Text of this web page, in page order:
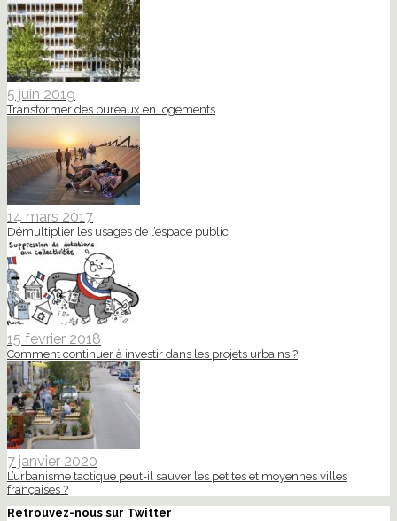
5 juin 2019
Transformer des bureaux en logements
14 mars 2017
Démultiplier les usages de l’espace public
15 février 2018
Comment continuer à investir dans les projets urbains ?
7 janvier 2020
L’urbanisme tactique peut-il sauver les petites et moyennes villes
françaises ?
Retrouvez-nous sur Twitter